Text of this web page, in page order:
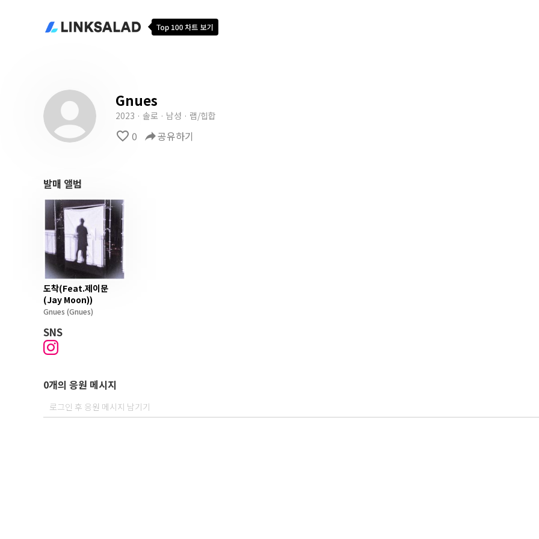
Gnues
2023 · 솔로 · 남성 · 랩/힙합
favorite_border 0 reply공유하기
발매 앨범
도착(Feat.제이문
(Jay Moon))
Gnues (Gnues)
SNS
0개의 응원 메시지